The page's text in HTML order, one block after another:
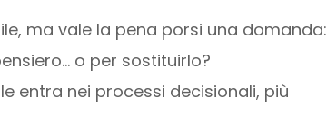
ma vale la pena porsi una domanda:
o per sostituirlo?
entra nei processi decisionali, più